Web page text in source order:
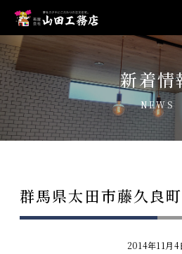
新着情
NEWS
群馬県太田市藤久良
2014年11月4